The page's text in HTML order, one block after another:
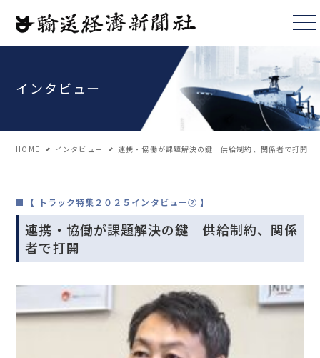
インタビュー
HOME インタビュー 連携・協働が課題解決の鍵 供給制約、関係者で打開
【 トラック特集２０２５インタビュー② 】
連携・協働が課題解決の鍵 供給制約、関係
者で打開